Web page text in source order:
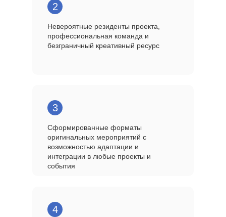
Невероятные резиденты проекта,
профессиональная команда и
безграничный креативный ресурс
Сформированные форматы
оригинальных мероприятий с
возможностью адаптации и
интеграции в любые проекты и
события
2
3
4